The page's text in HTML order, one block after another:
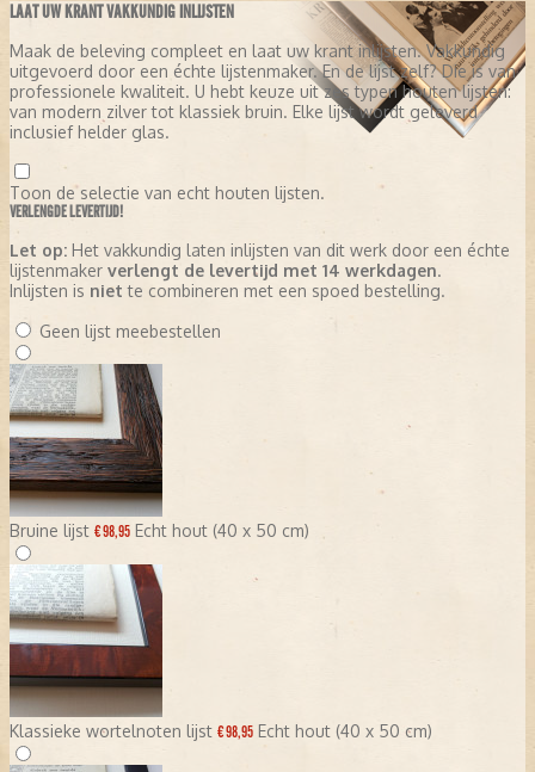
LAAT UW KRANT VAKKUNDIG INLIJSTEN
Maak de beleving compleet en laat uw krant inlijsten. Vakkundig
uitgevoerd door een échte lijstenmaker. En de lijst zelf? Die is van
professionele kwaliteit. U hebt keuze uit zes typen houten lijsten:
van modern zilver tot klassiek bruin. Elke lijst wordt geleverd
inclusief helder glas.
Toon de selectie van echt houten lijsten.
VERLENGDE LEVERTIJD!
Let op: Het vakkundig laten inlijsten van dit werk door een échte
lijstenmaker verlengt de levertijd met 14 werkdagen.
Inlijsten is niet te combineren met een spoed bestelling.
Geen lijst meebestellen
Bruine lijst € 98,95 Echt hout (40 x 50 cm)
Klassieke wortelnoten lijst € 98,95 Echt hout (40 x 50 cm)